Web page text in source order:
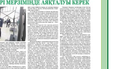
54
ҰРПАҚ –
АТТЫ КЕҢЕЙТІЛГЕН
54